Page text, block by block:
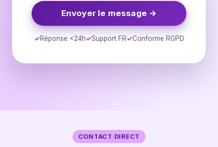
Envoyer le message →
Réponse <24h Support FR Conforme RGPD
CONTACT DIRECT